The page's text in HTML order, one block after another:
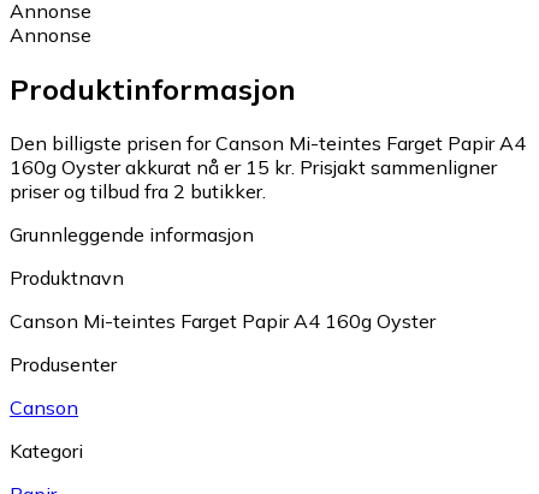
Annonse
Annonse
Produktinformasjon
Den billigste prisen for Canson Mi-teintes Farget Papir A4
160g Oyster akkurat nå er 15 kr. Prisjakt sammenligner
priser og tilbud fra 2 butikker.
Grunnleggende informasjon
Produktnavn
Canson Mi-teintes Farget Papir A4 160g Oyster
Produsenter
Canson
Kategori